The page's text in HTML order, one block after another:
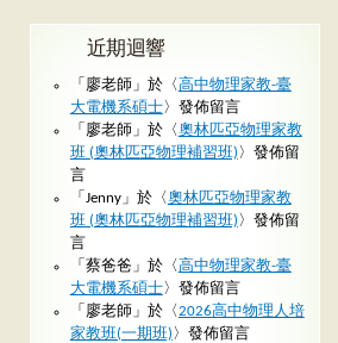
近期迴響
「 廖老師 」於〈 高中物理家教-臺
大電機系碩士〉發佈留言
「 廖老師 」於〈奧林匹亞物理家教
班 (奧林匹亞物理補習班) 〉發佈留
言
「 Jenny」於〈奧林匹亞物理家教
班 (奧林匹亞物理補習班) 〉發佈留
言
「 蔡爸爸 」於〈 高中物理家教-臺
大電機系碩士〉發佈留言
「 廖老師 」於〈2026高中物理人培
家教班(一期班) 〉發佈留言